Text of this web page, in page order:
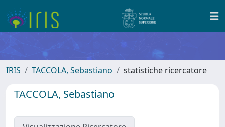
IRIS TACCOLA, Sebastiano statistiche ricercatore
TACCOLA, Sebastiano